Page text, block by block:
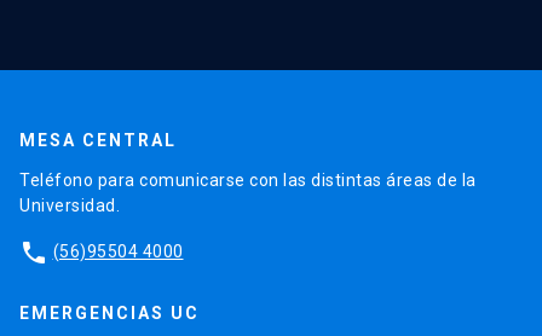
MESA CENTRAL
Teléfono para comunicarse con las distintas áreas de la
Universidad.
phone (56)95504 4000
EMERGENCIAS UC